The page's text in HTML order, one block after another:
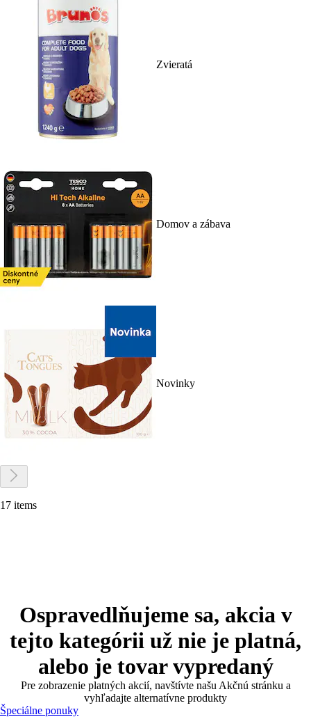
Zvieratá
Domov a zábava
Novinky
17 items
Ospravedlňujeme sa, akcia v
tejto kategórii už nie je platná,
alebo je tovar vypredaný
Pre zobrazenie platných akcií, navštívte našu Akčnú stránku a
vyhľadajte alternatívne produkty
Špeciálne ponuky